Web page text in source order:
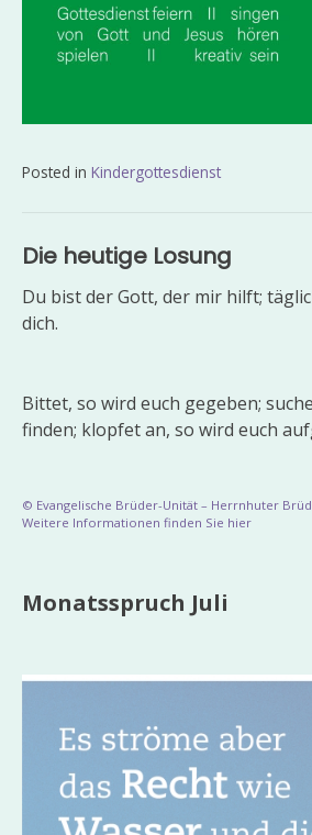
Posted in Kindergottesdienst
Die heutige Losung
Du bist der Gott, der mir hilft;
dich.
Bittet, so wird euch gegeben;
finden; klopfet an, so wird euch
© Evangelische Brüder-Unität – Herrnhuter
Weitere Informationen finden Sie hier
Monatsspruch Juli